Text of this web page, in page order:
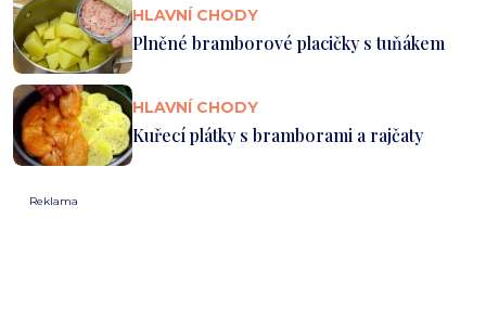
HLAVNÍ CHODY
Plněné bramborové placičky s tuňákem
HLAVNÍ CHODY
Kuřecí plátky s bramborami a rajčaty
Reklama